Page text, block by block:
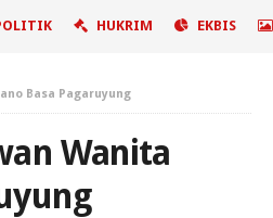
HUKRIM EKBIS
Basa Pagaruyung
Wanita